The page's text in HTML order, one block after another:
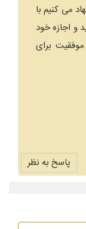
می کنیم با
و اجازه خود
موفقیت برای
پاسخ به نظر